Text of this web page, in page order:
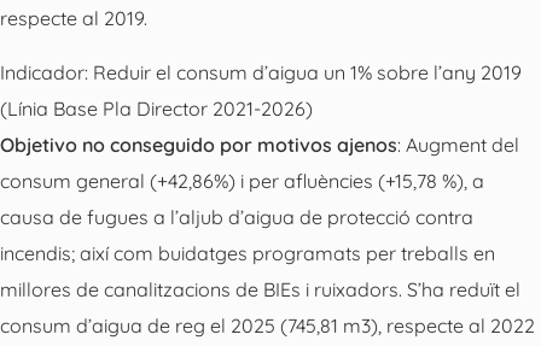
respecte al 2019.
Indicador: Reduir el consum d’aigua un 1% sobre l’any 2019
(Línia Base Pla Director 2021-2026)
Objetivo no conseguido por motivos ajenos: Augment del
consum general (+42,86%) i per afluències (+15,78 %), a
causa de fugues a l’aljub d’aigua de protecció contra
incendis; així com buidatges programats per treballs en
millores de canalitzacions de BIEs i ruixadors. S’ha reduït el
consum d’aigua de reg el 2025 (745,81 m3), respecte al 2022